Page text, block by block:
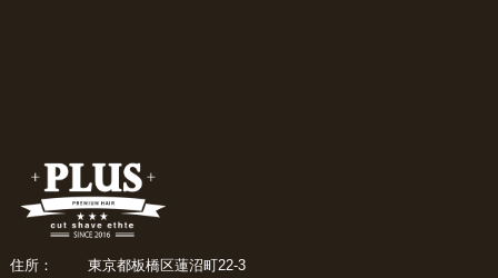
住所： 東京都板橋区蓮沼町22-3